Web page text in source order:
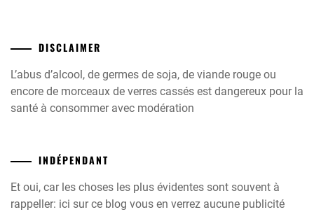
DISCLAIMER
L’abus d’alcool, de germes de soja, de viande rouge ou
encore de morceaux de verres cassés est dangereux pour la
santé à consommer avec modération
INDÉPENDANT
Et oui, car les choses les plus évidentes sont souvent à
rappeller: ici sur ce blog vous en verrez aucune publicité